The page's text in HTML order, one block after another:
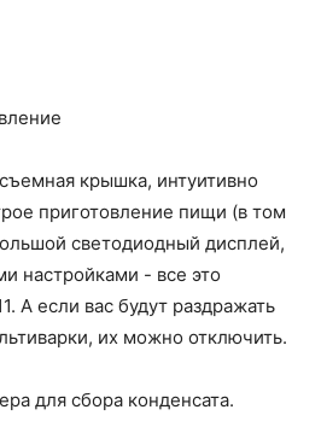
крышка, интуитивно
приготовление пищи (в том
светодиодный дисплей,
настройками - все это
А если вас будут раздражать
их можно отключить.
для сбора конденсата.